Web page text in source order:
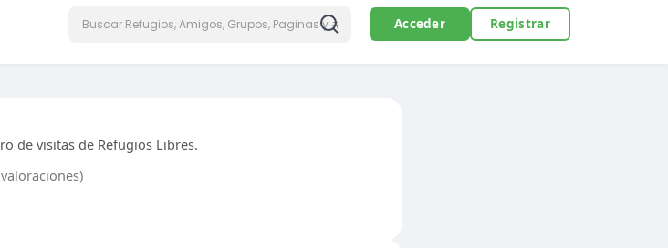
Acceder Registrar
de visitas de Refugios Libres.